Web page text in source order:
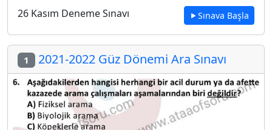
26 Kasım Deneme Sınavı Sınava Başla
1 2021-2022 Güz Dönemi Ara Sınavı